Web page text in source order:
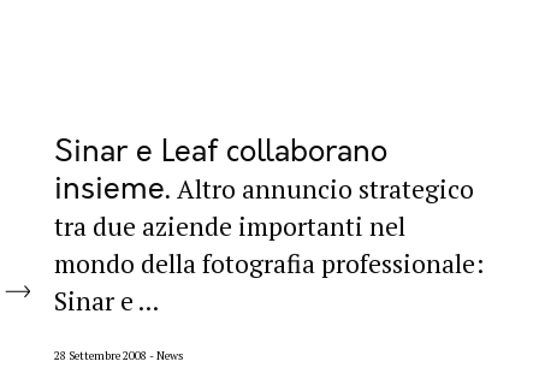
Sinar e Leaf collaborano
insieme Altro annuncio strategico
tra due aziende importanti nel
mondo della fotografia professionale:
Sinar e ...
28 Settembre 2008 News